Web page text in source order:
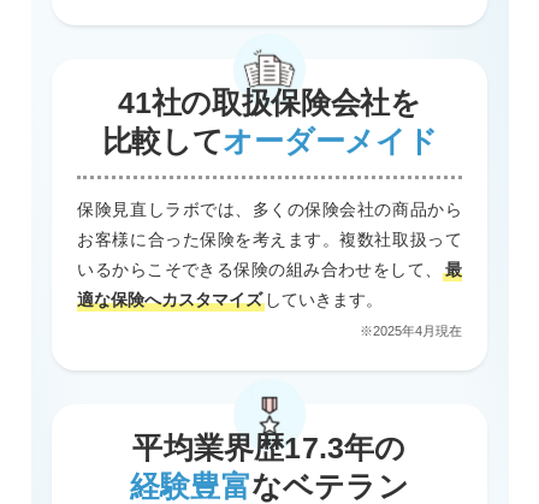
41社の取扱保険会社を
比較してオーダーメイド
保険見直しラボでは、多くの保険会社の商品から
お客様に合った保険を考えます。複数社取扱って
いるからこそできる保険の組み合わせをして、
最
適な保険へカスタマイズ していきます。
※2025年4月現在
平均業界歴17.3年の
経験豊富なベテラン